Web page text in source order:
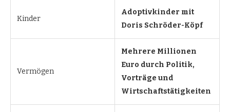
Kinder
Adoptivkinder mit
Doris Schröder-Köpf
Vermögen
Mehrere Millionen
Euro durch Politik,
Vorträge und
Wirtschaftstätigkeiten